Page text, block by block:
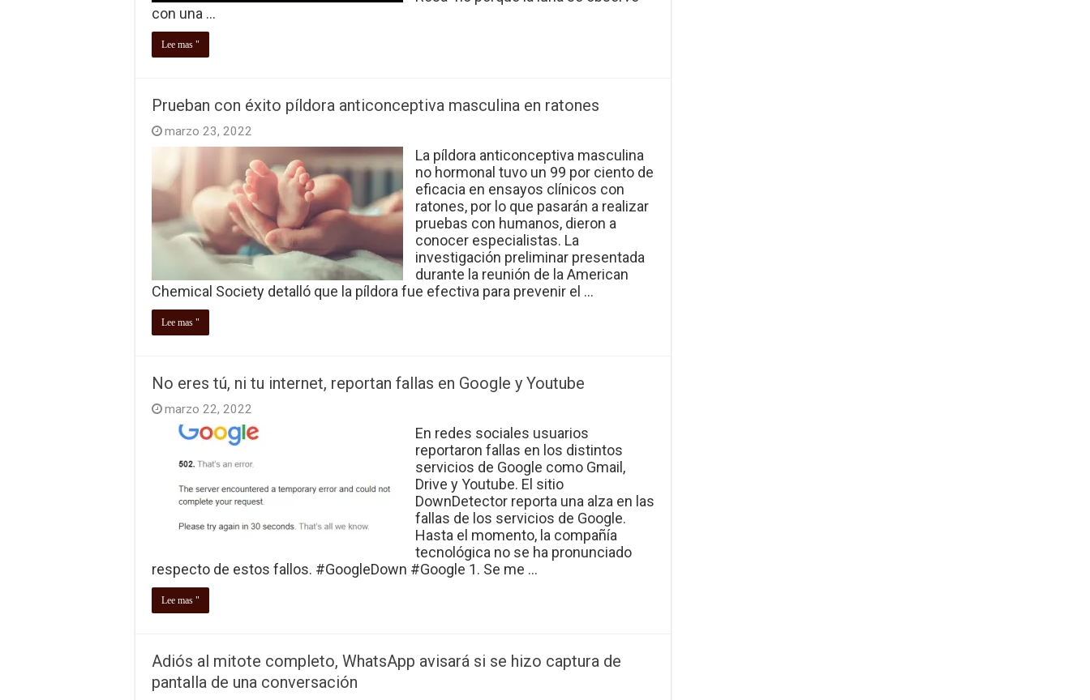
con una …
Lee mas "
Prueban con éxito píldora anticonceptiva masculina en ratones
marzo 23, 2022
La píldora anticonceptiva masculina
no hormonal tuvo un 99 por ciento de
eficacia en ensayos clínicos con
ratones, por lo que pasarán a realizar
pruebas con humanos, dieron a
conocer especialistas. La
investigación preliminar presentada
durante la reunión de la American
Chemical Society detalló que la píldora fue efectiva para prevenir el …
Lee mas "
No eres tú, ni tu internet, reportan fallas en Google y Youtube
marzo 22, 2022
En redes sociales usuarios
reportaron fallas en los distintos
servicios de Google como Gmail,
Drive y Youtube. El sitio
DownDetector reporta una alza en las
fallas de los servicios de Google.
Hasta el momento, la compañía
tecnológica no se ha pronunciado
respecto de estos fallos. #GoogleDown #Google 1. Se me …
Lee mas "
Adiós al mitote completo, WhatsApp avisará si se hizo captura de
pantalla de una conversación